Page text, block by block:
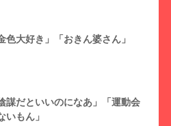
色大好き」「おきん婆さん」
謀だといいのになあ」「運動会
いもん」